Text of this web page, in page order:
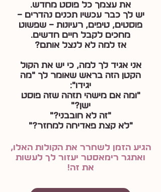
את עצמך כל פוסט מחדש.
יש לך כבר עכשיו תכנים נהדרים –
פוסטים, טיפים, רעיונות – שפשוט
מחכים לקבל חיים חדשים.
אז למה לא לנצל אותם?
אני אגיד לך למה, כי יש את הקול
הקטן הזה בראש שאומר לך ״מה
יגידו״:
"ומה אם מישהי תזהה שזה פוסט
ישן?"
"זה לא חובבני?"
"לא קצת פאדיחה למחזר?"
הגיע הזמן לשחרר את הקולות האלו,
ואתגר רימאסטר יעזור לך לעשות
את זה!